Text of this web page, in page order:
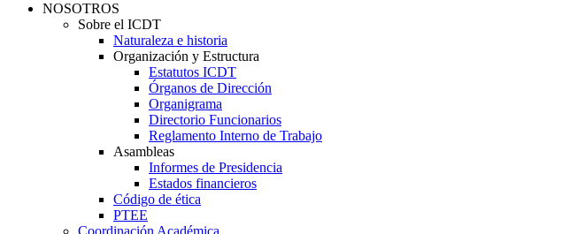
NOSOTROS
Sobre el ICDT
Naturaleza e historia
Organización y Estructura
Estatutos ICDT
Órganos de Dirección
Organigrama
Directorio Funcionarios
Reglamento Interno de Trabajo
Asambleas
Informes de Presidencia
Estados financieros
Código de ética
PTEE
Coordinación Académica